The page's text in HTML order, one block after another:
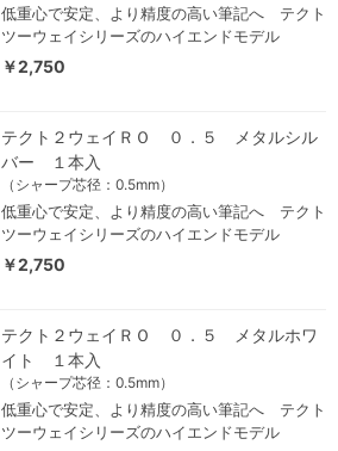
低重心で安定、より精度の高い筆記へ テクト
ツーウェイシリーズのハイエンドモデル
￥2,750
テクト２ウェイＲＯ ０．５ メタルシル
バー １本入
（シャープ芯径：0.5mm）
低重心で安定、より精度の高い筆記へ テクト
ツーウェイシリーズのハイエンドモデル
￥2,750
テクト２ウェイＲＯ ０．５ メタルホワ
イト １本入
（シャープ芯径：0.5mm）
低重心で安定、より精度の高い筆記へ テクト
ツーウェイシリーズのハイエンドモデル